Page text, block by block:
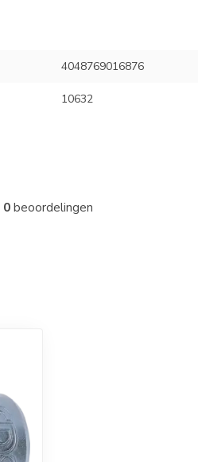
4048769016876
10632
0beoordelingen